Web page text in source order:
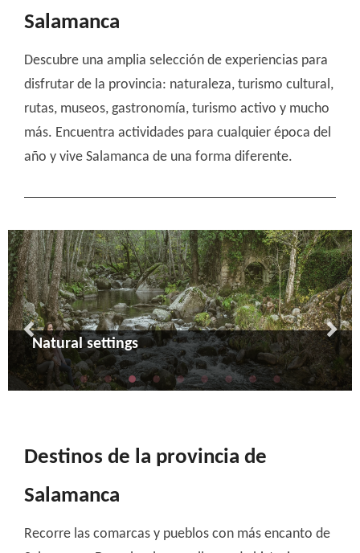
Salamanca
Descubre una amplia selección de experiencias para
disfrutar de la provincia: naturaleza, turismo cultural,
rutas, museos, gastronomía, turismo activo y mucho
más. Encuentra actividades para cualquier época del
año y vive Salamanca de una forma diferente.
Archaeology
Cultural
Natural settings
Adventure
Enoturism
Religious turism
Crafts and rural life
Mountain and snow
Ciclyng
Destinos de la provincia de
Salamanca
Recorre las comarcas y pueblos con más encanto de